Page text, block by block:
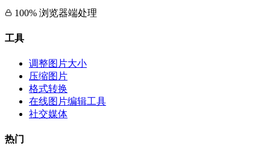
100% 浏览器端处理
工具
调整图片大小
压缩图片
格式转换
在线图片编辑工具
社交媒体
热门